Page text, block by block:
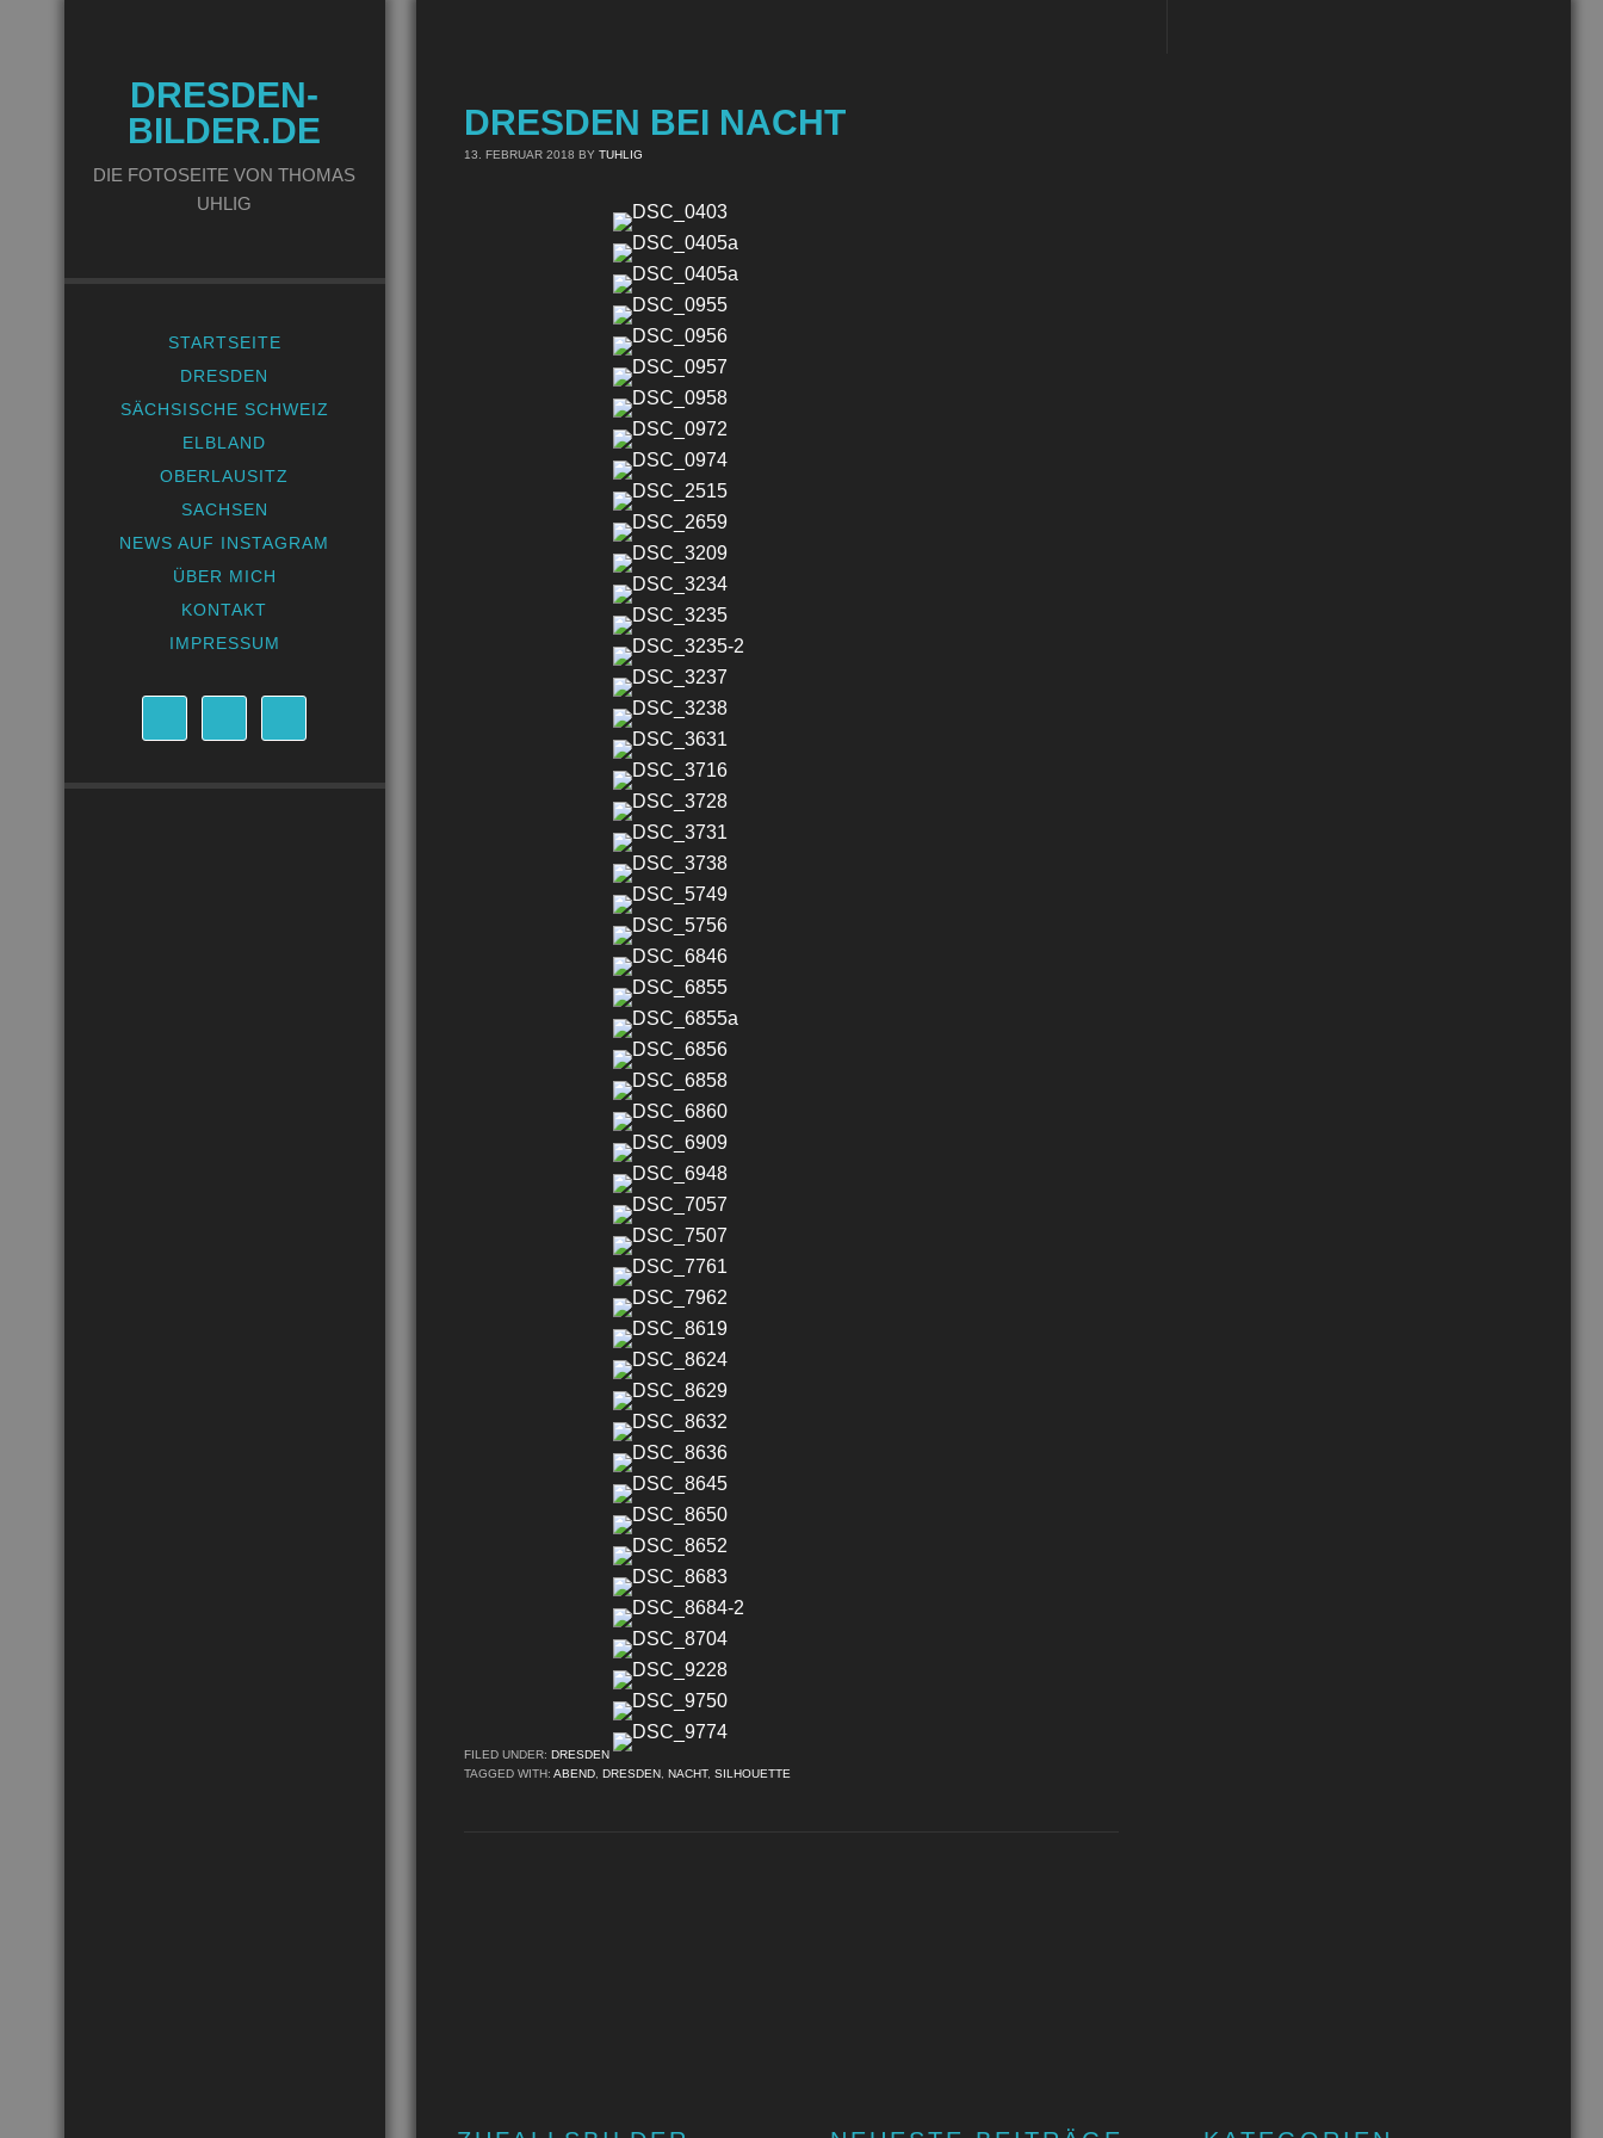
DRESDEN-
BILDER.DE
DIE FOTOSEITE VON THOMAS
UHLIG
STARTSEITE
DRESDEN
SÄCHSISCHE SCHWEIZ
ELBLAND
OBERLAUSITZ
SACHSEN
NEWS AUF INSTAGRAM
ÜBER MICH
KONTAKT
IMPRESSUM
DRESDEN BEI NACHT
13. FEBRUAR 2018 BYTUHLIG
FILED UNDER:DRESDEN
TAGGED WITH:ABEND ,DRESDEN ,NACHT,SILHOUETTE